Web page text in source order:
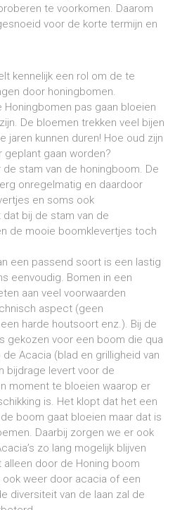
te voorkomen. Daarom
voor de korte termijn en
kennelijk een rol om de te
door honingbomen.
pas gaan bloeien
De bloemen trekken veel bijen
jaren kunnen duren! Hoe oud zijn
geplant gaan worden?
de stam van de honingboom. De
onregelmatig en daardoor
en soms ook
bij de stam van de
de mooie boomklevertjes toch
een passend soort is een lastig
eenvoudig. Bomen in een
aan veel voorwaarden
aspect (geen
harde houtsoort enz.). Bij de
gekozen voor een boom die qua
Acacia (blad en grilligheid van
bijdrage levert voor de
moment te bloeien waarop er
is. Het klopt dat het een
boom gaat bloeien maar dat is
Daarbij zorgen we er ook
zo lang mogelijk blijven
door de Honing boom
weer door acacia of een
diversiteit van de laan zal de